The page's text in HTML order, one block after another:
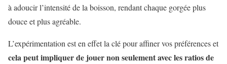
à adoucir l’intensité de la boisson, rendant chaque gorgée plus
douce et plus agréable.
L’expérimentation est en effet la clé pour affiner vos préférences et
cela peut impliquer de jouer non seulement avec les ratios de